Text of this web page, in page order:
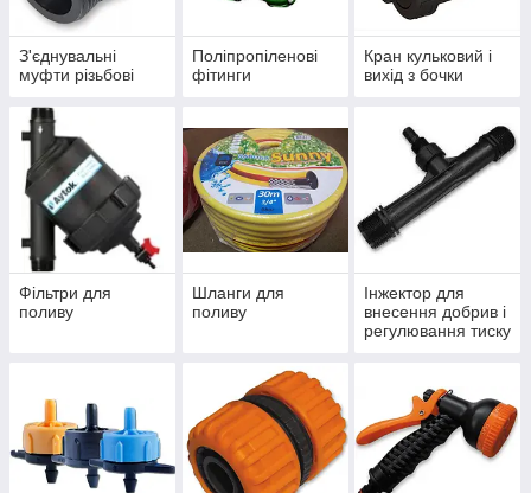
З'єднувальні
муфти різьбові
Поліпропіленові
фітинги
Кран кульковий і
вихід з бочки
Фільтри для
поливу
Шланги для
поливу
Інжектор для
внесення добрив і
регулювання тиску